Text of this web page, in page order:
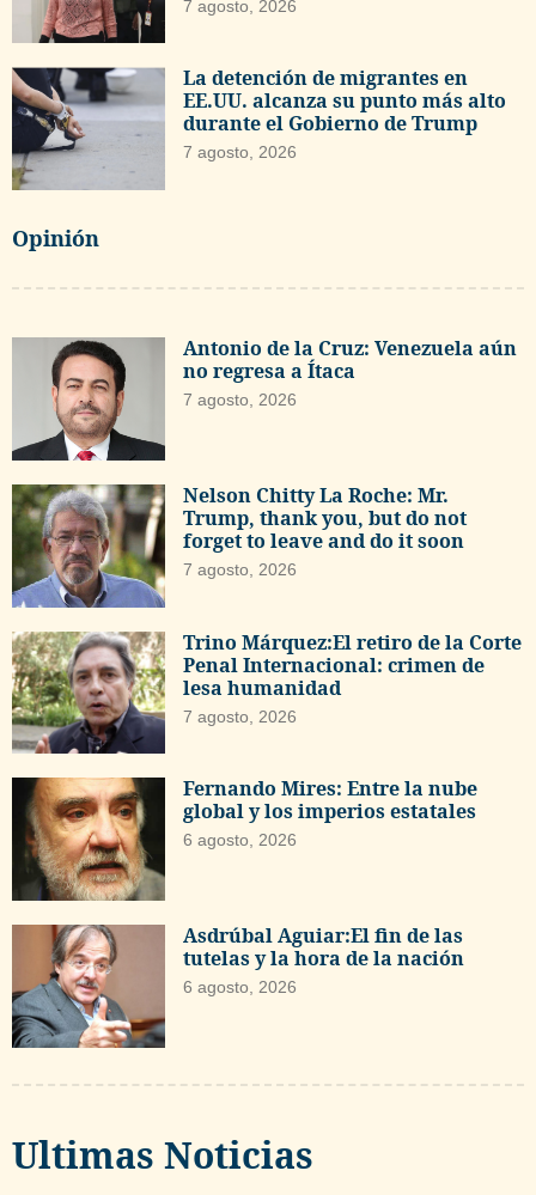
7 agosto, 2026
La detención de migrantes en
EE.UU. alcanza su punto más alto
durante el Gobierno de Trump
7 agosto, 2026
Opinión
Antonio de la Cruz: Venezuela aún
no regresa a Ítaca
7 agosto, 2026
Nelson Chitty La Roche: Mr.
Trump, thank you, but do not
forget to leave and do it soon
7 agosto, 2026
Trino Márquez:El retiro de la Corte
Penal Internacional: crimen de
lesa humanidad
7 agosto, 2026
Fernando Mires: Entre la nube
global y los imperios estatales
6 agosto, 2026
Asdrúbal Aguiar:El fin de las
tutelas y la hora de la nación
6 agosto, 2026
Ultimas Noticias